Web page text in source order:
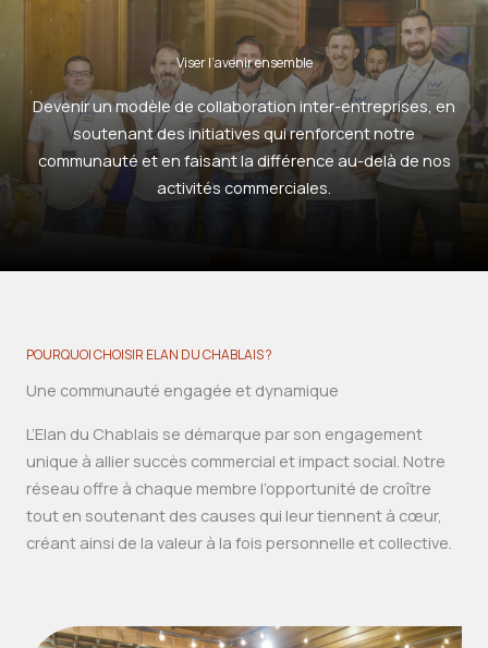
Viser l’avenir ensemble
Devenir un modèle de collaboration inter-entreprises, en
soutenant des initiatives qui renforcent notre
communauté et en faisant la différence au-delà de nos
activités commerciales.
POURQUOI CHOISIR ELAN DU CHABLAIS ?
Une communauté engagée et dynamique
L’Elan du Chablais se démarque par son engagement
unique à allier succès commercial et impact social. Notre
réseau offre à chaque membre l’opportunité de croître
tout en soutenant des causes qui leur tiennent à cœur,
créant ainsi de la valeur à la fois personnelle et collective.